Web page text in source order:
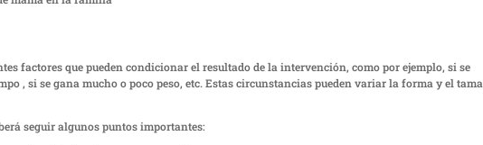
factores que pueden condicionar el resultado de la intervención, como por ejemplo, si se
, si se gana mucho o poco peso, etc. Estas circunstancias pueden variar la forma y el
seguir algunos puntos importantes: